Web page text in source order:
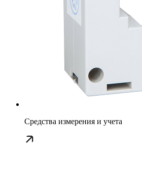
Средства измерения и учета